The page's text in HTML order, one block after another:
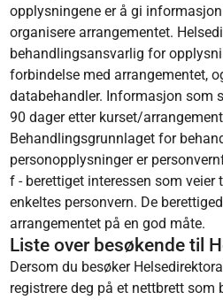
opplysningene er å gi
organisere arrangementet.
behandlingsansvarlig for
forbindelse med arrangementet,
databehandler. Informasjon som
90 dager etter kurset/
Behandlingsgrunnlaget for
personopplysninger er
f - berettiget interessen som veier
enkeltes personvern. De
arrangementet på en god måte.
Liste over besøkende til
Dersom du besøker
registrere deg på et nettbrett som